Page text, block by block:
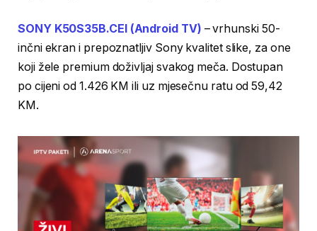
SONY K50S35B.CEI (Android TV) – vrhunski 50-
inčni ekran i prepoznatljiv Sony kvalitet slike, za one
koji žele premium doživljaj svakog meča. Dostupan
po cijeni od 1.426 KM ili uz mjesečnu ratu od 59,42
KM.